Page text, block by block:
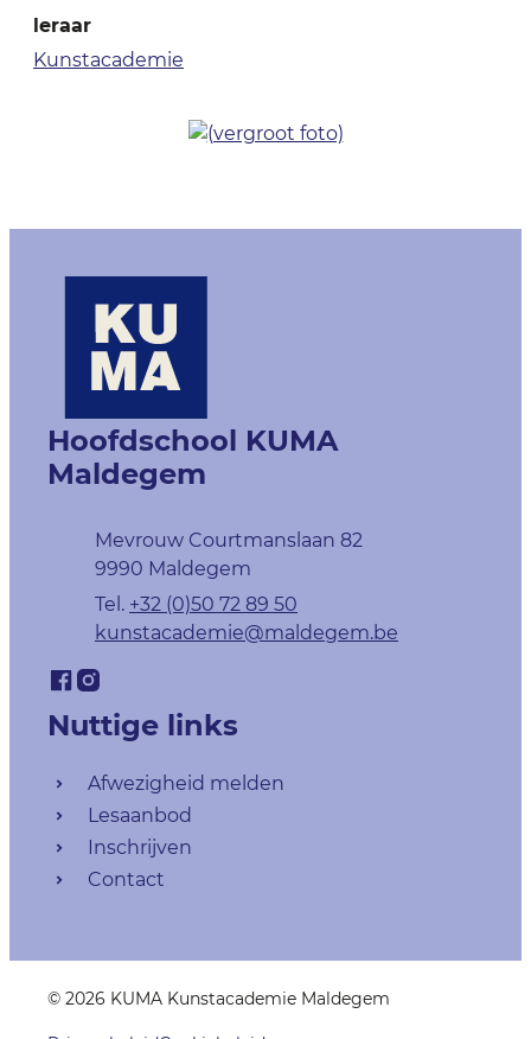
leraar
Kunstacademie
Contact & openingsuren
Hoofdschool KUMA
Maldegem
AdresMevrouw Courtmanslaan 82
,9990 Maldegem
+32 (0)50 72 89 50
E-mailkunstacademie@maldegem.be
Facebook
Instagram
Nuttige links
Afwezigheid melden
Lesaanbod
Inschrijven
Contact
© 2026 KUMA Kunstacademie Maldegem